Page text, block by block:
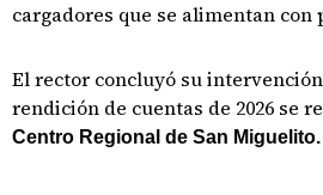
cargadores que se alimentan con
El rector concluyó su
rendición de cuentas de 2026 se
Centro Regional de San Miguelito.